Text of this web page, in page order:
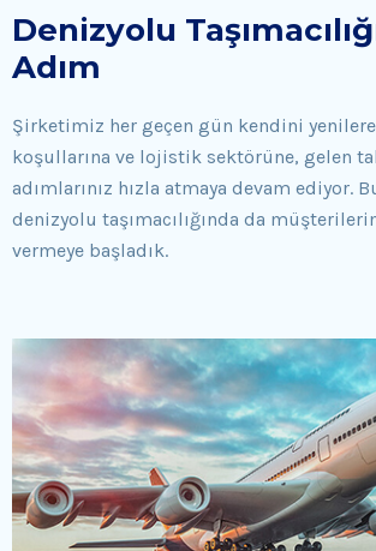
Denizyolu
Adım
Şirketimiz her geçen gün kendini
koşullarına ve lojistik sektörüne, gelen
adımlarınız hızla atmaya devam ediyor.
denizyolu taşımacılığında da
vermeye başladık.